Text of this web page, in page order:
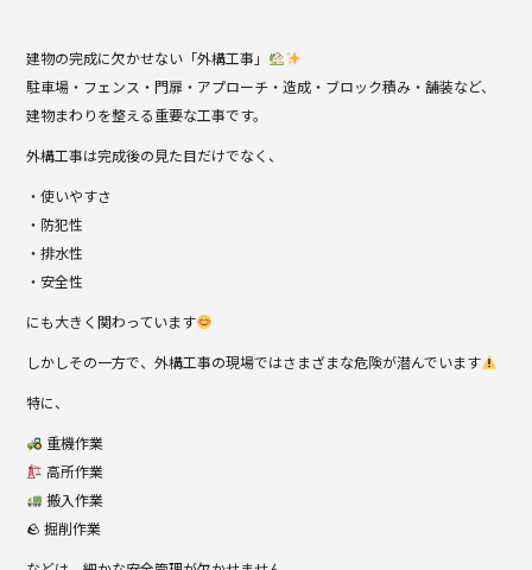
建物の完成に欠かせない「外構工事」
駐車場・フェンス・門扉・アプローチ・造成・ブロック積み・舗装など、
建物まわりを整える重要な工事です。
外構工事は完成後の見た目だけでなく、
・使いやすさ
・防犯性
・排水性
・安全性
にも大きく関わっています
しかしその一方で、外構工事の現場ではさまざまな危険が潜んでいます
特に、
重機作業
高所作業
搬入作業
🪨 掘削作業